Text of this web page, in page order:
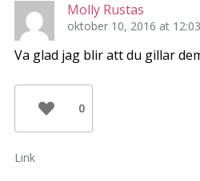
Molly Rustas
oktober 10, 2016 at
Va glad jag blir att du gillar
0
Link